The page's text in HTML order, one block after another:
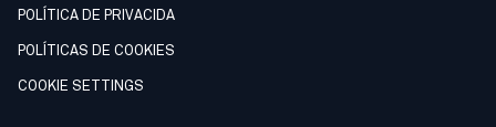
POLÍTICA DE PRIVACIDA
POLÍTICAS DE COOKIES
COOKIE SETTINGS